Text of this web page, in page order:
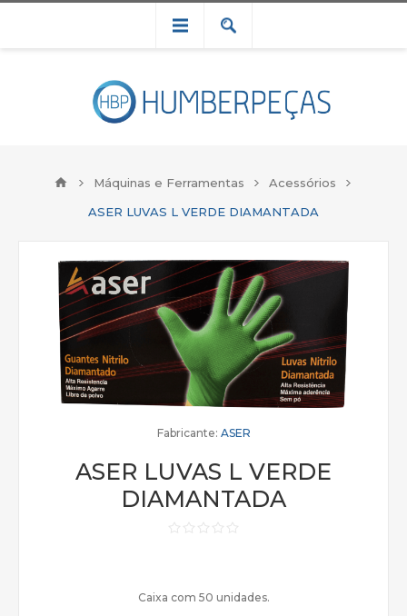
Máquinas e Ferramentas
Acessórios
ASER LUVAS L VERDE DIAMANTADA
Fabricante: ASER
ASER LUVAS L VERDE
DIAMANTADA
Caixa com 50 unidades.